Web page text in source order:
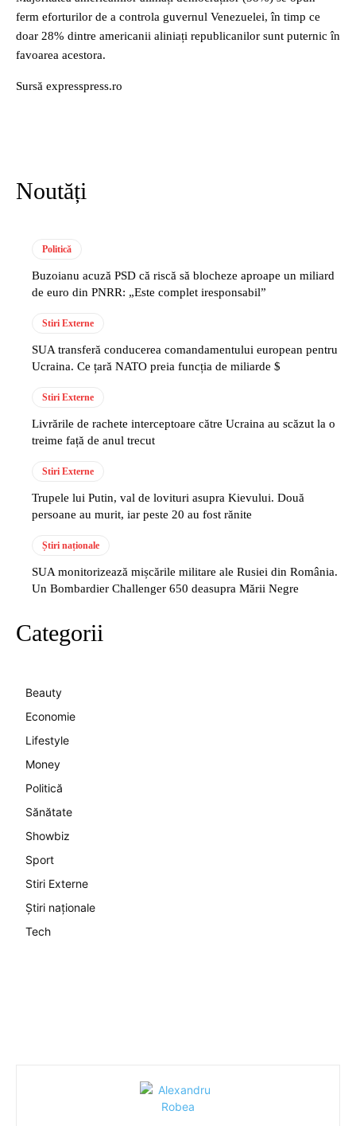
ferm eforturilor de a controla guvernul Venezuelei, în timp ce
doar 28% dintre americanii aliniați republicanilor sunt puternic în
favoarea acestora.
Sursă expresspress.ro
Noutăți
Politică
Buzoianu acuză PSD că riscă să blocheze aproape un miliard
de euro din PNRR: „Este complet iresponsabil”
Stiri Externe
SUA transferă conducerea comandamentului european pentru
Ucraina. Ce țară NATO preia funcția de miliarde $
Stiri Externe
Livrările de rachete interceptoare către Ucraina au scăzut la o
treime față de anul trecut
Stiri Externe
Trupele lui Putin, val de lovituri asupra Kievului. Două
persoane au murit, iar peste 20 au fost rănite
Știri naționale
SUA monitorizează mișcările militare ale Rusiei din România.
Un Bombardier Challenger 650 deasupra Mării Negre
Categorii
Beauty
Economie
Lifestyle
Money
Politică
Sănătate
Showbiz
Sport
Stiri Externe
Știri naționale
Tech